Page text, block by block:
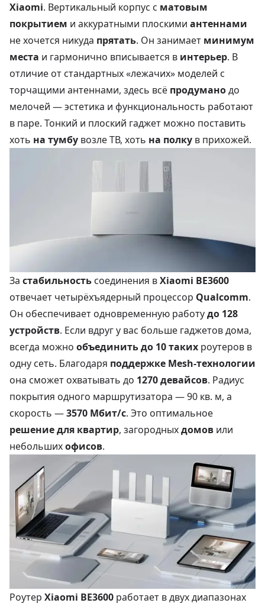
Xiaomi. Вертикальный корпус с матовым
покрытием и аккуратными плоскими антеннами
не хочется никуда прятать. Он занимает минимум
места и гармонично вписывается в интерьер. В
отличие от стандартных «лежачих» моделей с
торчащими антеннами, здесь всё продуманодо
мелочей — эстетика и функциональность работают
в паре. Тонкий и плоский гаджет можно поставить
хоть на тумбу возле ТВ, хоть на полку в прихожей.
За стабильность соединения вXiaomi BE3600
отвечает четырёхъядерный процессор Qualcomm.
Он обеспечивает одновременную работудо 128
устройств. Если вдруг у вас больше гаджетов дома,
всегда можно объединить до 10 таких роутеров в
одну сеть. Благодаря поддержке Mesh-технологии
она сможет охватывать до 1270 девайсов. Радиус
покрытия одного маршрутизатора — 90 кв. м, а
скорость —3570 Мбит/с. Это оптимальное
решение для квартир, загородныхдомов или
небольшихофисов.
Роутер Xiaomi BE3600 работает в двух диапазонах